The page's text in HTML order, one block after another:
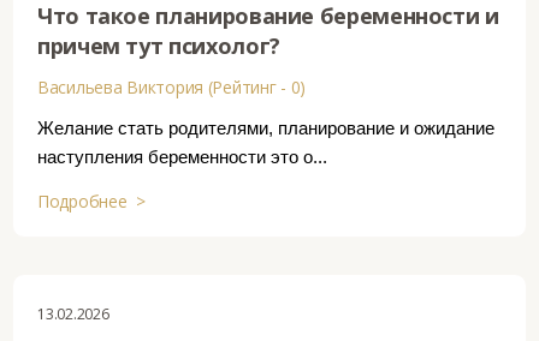
Что такое планирование беременности и
причем тут психолог?
Васильева Виктория (Рейтинг - 0)
Желание стать родителями, планирование и ожидание
наступления беременности это о...
Подробнее >
13.02.2026